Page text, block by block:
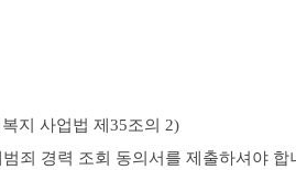
지 사업법 제35조의 2)
죄 경력 조회 동의서를 제출하셔야 합